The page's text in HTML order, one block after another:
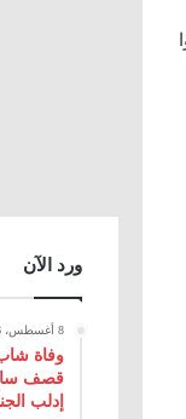
ورد الآن
8 أغسطس، 2026
وفاة
قصف
إدلب